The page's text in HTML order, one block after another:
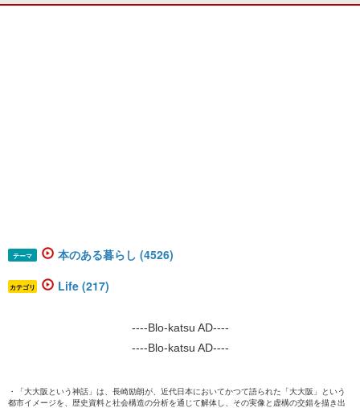
テーマ 本のある暮らし (4526)
カテゴリ Life (217)
----Blo-katsu AD----
----Blo-katsu AD----
・「大大阪という神話」は、長崎励朗が、近代日本においてかつて語られた「大大阪」という
都市イメージを、歴史資料と社会構造の分析を通じて解体し、その実像と虚構の交錯を描き出